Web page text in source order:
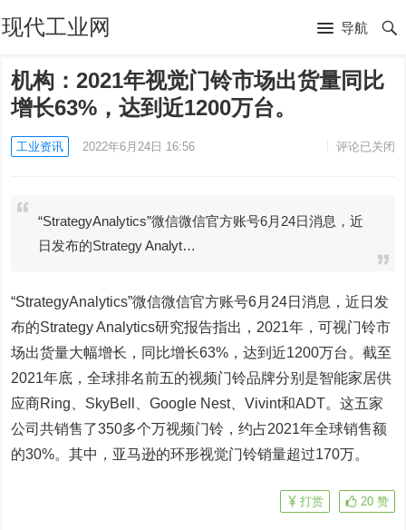
现代工业网 导航
机构：2021年视觉门铃市场出货量同比
增长63%，达到近1200万台。
工业资讯 2022年6月24日 16:56 评论已关闭
“StrategyAnalytics”微信微信官方账号6月24日消息，近
日发布的Strategy Analyt…
“StrategyAnalytics”微信微信官方账号6月24日消息，近日发
布的Strategy Analytics研究报告指出，2021年，可视门铃市
场出货量大幅增长，同比增长63%，达到近1200万台。截至
2021年底，全球排名前五的视频门铃品牌分别是智能家居供
应商Ring、SkyBell、Google Nest、Vivint和ADT。这五家
公司共销售了350多个万视频门铃，约占2021年全球销售额
的30%。其中，亚马逊的环形视觉门铃销量超过170万。
20 赞
打赏